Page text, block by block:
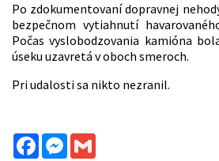
Po zdokumentovaní dopravnej
bezpečnom vytiahnutí
Počas vyslobodzovania kamióna
úseku uzavretá v oboch smeroch.
Pri udalosti sa nikto nezranil.
FacebookMessenger